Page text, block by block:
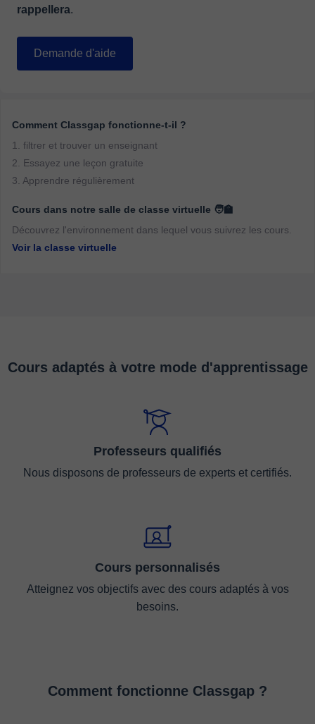
rappellera.
Demande d'aide
Comment Classgap fonctionne-t-il ?
1. filtrer et trouver un enseignant
2. Essayez une leçon gratuite
3. Apprendre régulièrement
Cours dans notre salle de classe virtuelle 🧑‍🏫
Découvrez l'environnement dans lequel vous suivrez les cours.
Voir la classe virtuelle
Cours adaptés à votre mode d'apprentissage
Professeurs qualifiés
Nous disposons de professeurs de experts et certifiés.
Cours personnalisés
Atteignez vos objectifs avec des cours adaptés à vos
besoins.
Comment fonctionne Classgap ?